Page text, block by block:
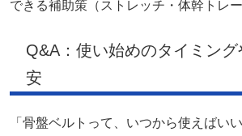
できる補助策（ストレッチ・体幹トレー
Q&A：使い始めのタイミング
安
「骨盤ベルトって、いつから使えばい